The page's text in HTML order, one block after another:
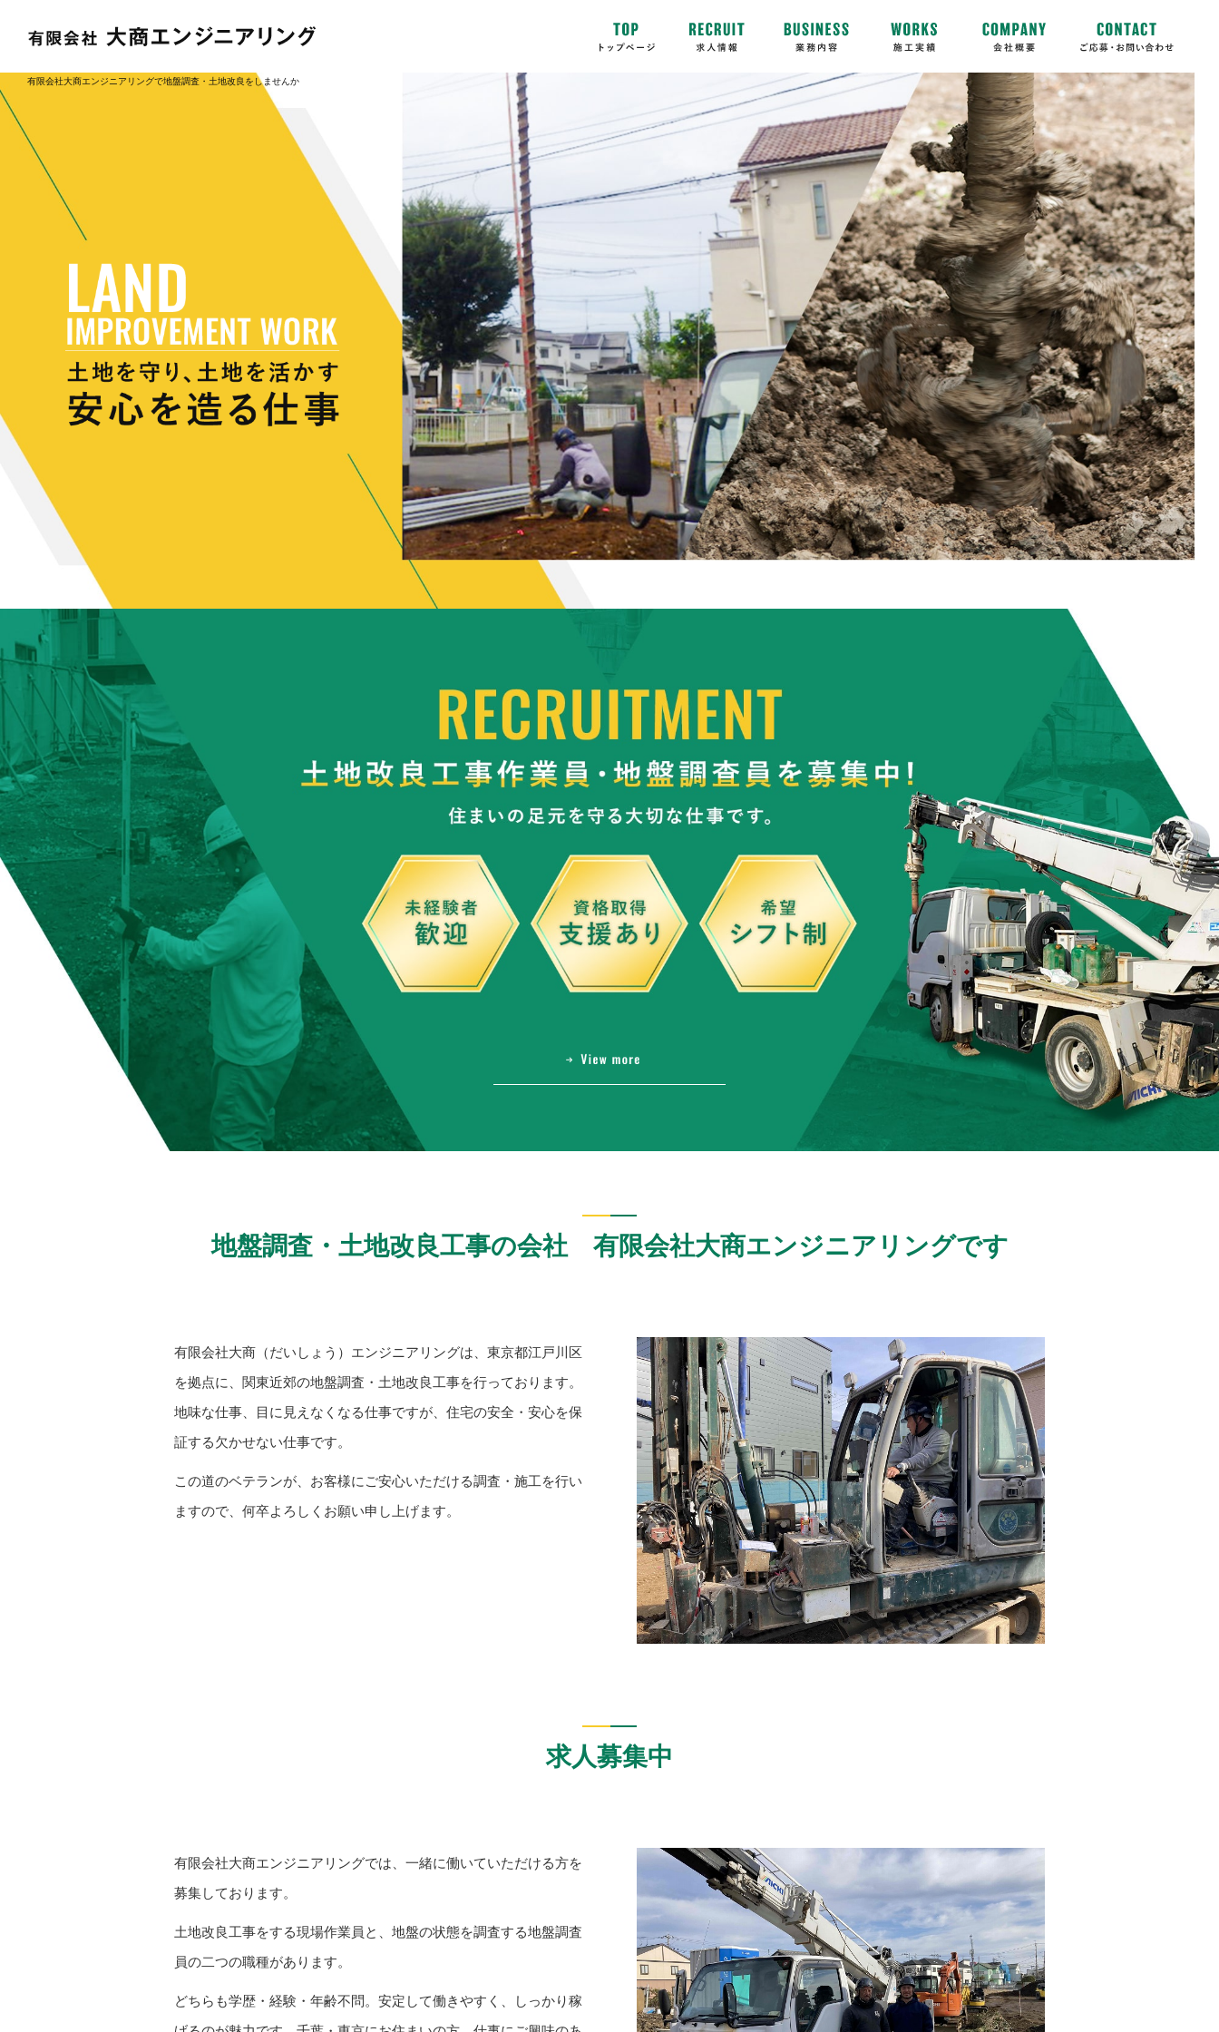
有限会社大商エンジニアリングで地盤調査・土地改良をしませんか
地盤調査・土地改良工事の会社 有限会社大商エンジニアリングです
有限会社大商（だいしょう）エンジニアリングは、東京都江戸川区
を拠点に、関東近郊の地盤調査・土地改良工事を行っております。
地味な仕事、目に見えなくなる仕事ですが、住宅の安全・安心を保
証する欠かせない仕事です。
この道のベテランが、お客様にご安心いただける調査・施工を行い
ますので、何卒よろしくお願い申し上げます。
求人募集中
有限会社大商エンジニアリングでは、一緒に働いていただける方を
募集しております。
土地改良工事をする現場作業員と、地盤の状態を調査する地盤調査
員の二つの職種があります。
どちらも学歴・経験・年齢不問。安定して働きやすく、しっかり稼